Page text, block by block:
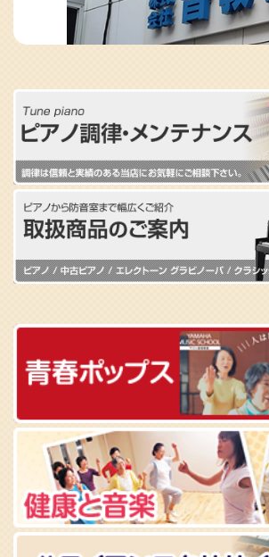
PAL たまプラーザ